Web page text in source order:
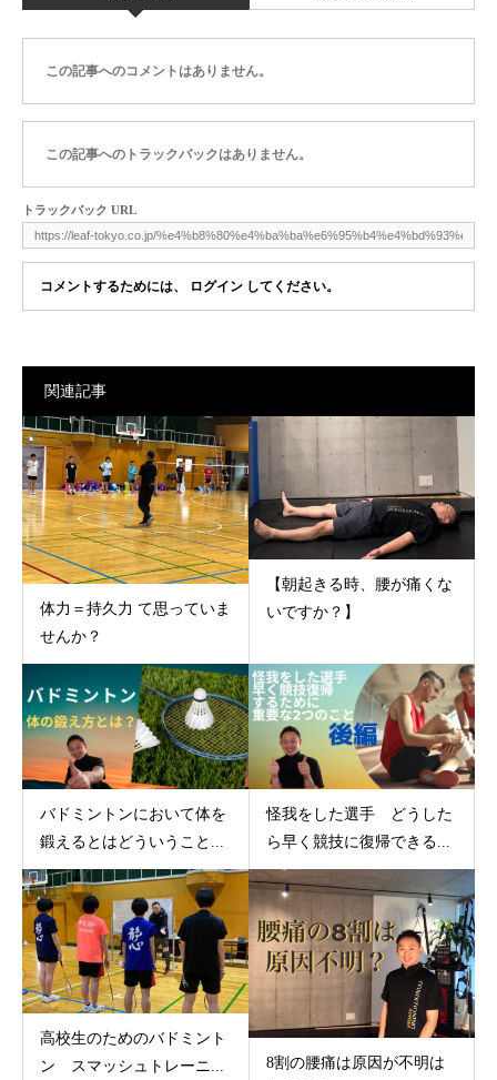
この記事へのコメントはありません。
この記事へのトラックバックはありません。
トラックバック URL
コメントするためには、 ログイン してください。
関連記事
体力＝持久力 て思っていま
せんか？
【朝起きる時、腰が痛くな
いですか？】
バドミントンにおいて体を
鍛えるとはどういうこと...
怪我をした選手 どうした
ら早く競技に復帰できる...
高校生のためのバドミント
ン スマッシュトレーニ...
8割の腰痛は原因が不明は